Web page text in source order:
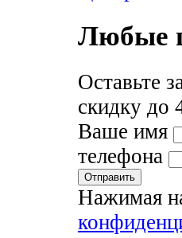
Любые
Оставьте
скидку до
Ваше имя
телефона
Нажимая